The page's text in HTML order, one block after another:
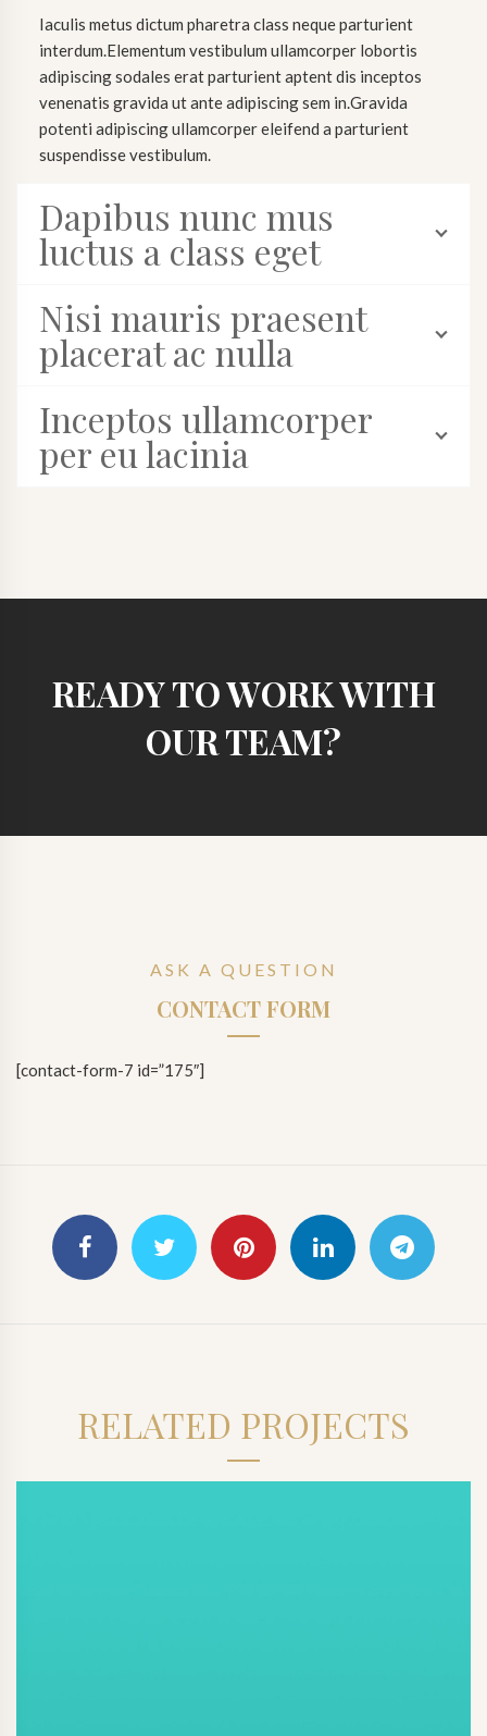
Iaculis metus dictum pharetra class neque parturient
interdum.Elementum vestibulum ullamcorper lobortis
adipiscing sodales erat parturient aptent dis inceptos
venenatis gravida ut ante adipiscing sem in.Gravida
potenti adipiscing ullamcorper eleifend a parturient
suspendisse vestibulum.
Dapibus nunc mus
luctus a class eget
Nisi mauris praesent
placerat ac nulla
Inceptos ullamcorper
per eu lacinia
READY TO WORK WITH
OUR TEAM?
ASK A QUESTION
CONTACT FORM
[contact-form-7 id=”175″]
RELATED PROJECTS